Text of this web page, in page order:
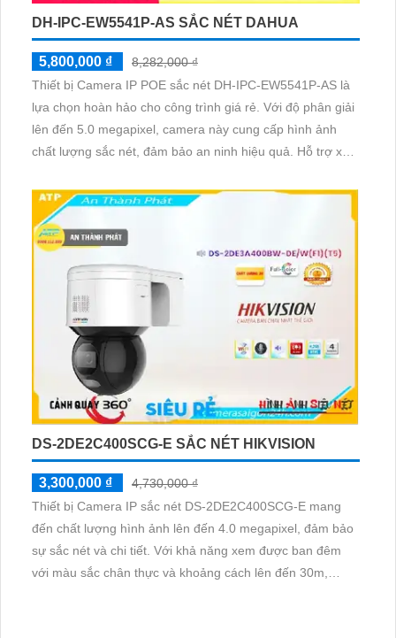
nghệ AHD, CVI, TVI và BCS mang lại độ bền cao hơn và
chất lượng hình ảnh sắc nét
DH-IPC-EW5541P-AS SẮC NÉT DAHUA
5,800,000 ₫
8,282,000 ₫
Thiết bị Camera IP POE sắc nét DH-IPC-EW5541P-AS là
lựa chọn hoàn hảo cho công trình giá rẻ. Với độ phân giải
lên đến 5.0 megapixel, camera này cung cấp hình ảnh
chất lượng sắc nét, đảm bảo an ninh hiệu quả. Hỗ trợ xem
ban đêm với chế độ hồng ngoại lên đến 10m, camera
được trang bị công nghệ IP POE giúp không bị giảm chất